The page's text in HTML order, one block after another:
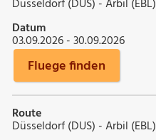
Düsseldorf (DUS) - Arbil (EBL)
Datum
03.09.2026 - 30.09.2026
Fluege finden
Route
Düsseldorf (DUS) - Arbil (EBL)